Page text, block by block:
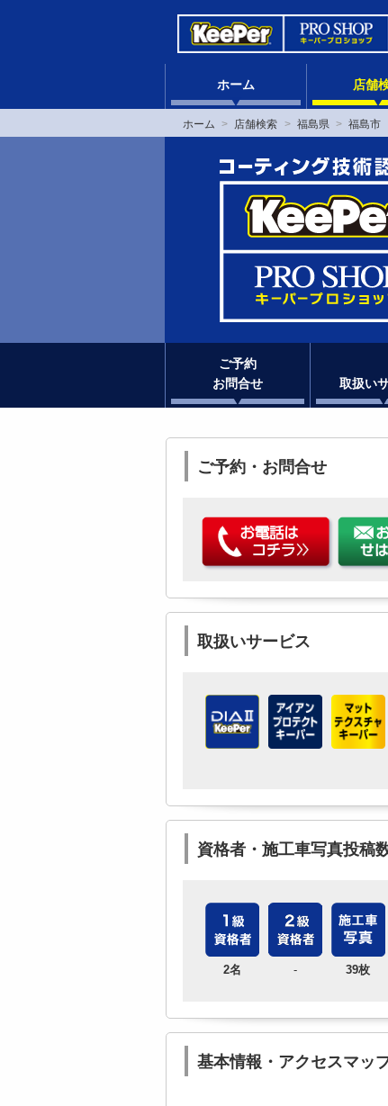
ホーム 店舗
ホーム 店舗検索 福島県 福島市
ご予約
お問合せ
取扱い
ご予約・お問合せ
取扱いサービス
資格者・施工車写真投稿
2名 - 39枚
基本情報・アクセスマッ